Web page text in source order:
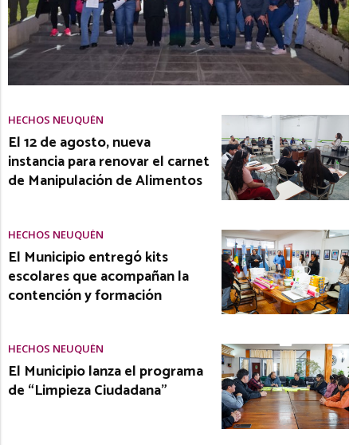
HECHOS NEUQUÉN
El 12 de agosto, nueva
instancia para renovar el carnet
de Manipulación de Alimentos
HECHOS NEUQUÉN
El Municipio entregó kits
escolares que acompañan la
contención y formación
HECHOS NEUQUÉN
El Municipio lanza el programa
de “Limpieza Ciudadana”